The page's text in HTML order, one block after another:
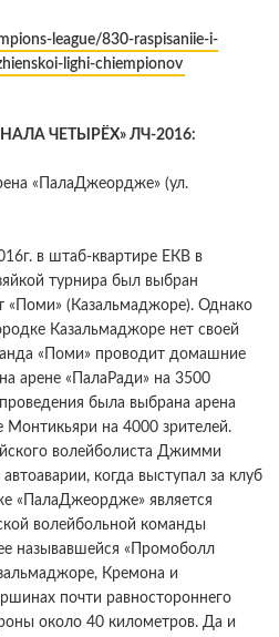
league/830-raspisaniie-i-
lighi-chiempionov
ЧЕТЫРЁХ» ЛЧ-2016:
«ПалаДжеордже» (ул.
в штаб-квартире ЕКВ в
турнира был выбран
«Поми» (Казальмаджоре). Однако
Казальмаджоре нет своей
«Поми» проводит домашние
арене «ПалаРади» на 3500
была выбрана арена
на 4000 зрителей.
волейболиста Джимми
когда выступал за клуб
«ПалаДжеордже» является
волейбольной команды
называвшейся «Промоболл
Кремона и
почти равностороннего
около 40 километров. Да и